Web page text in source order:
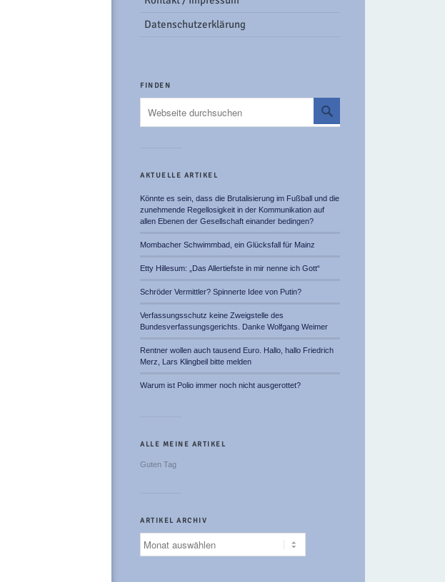
Datenschutzerklärung
FINDEN
AKTUELLE ARTIKEL
Könnte es sein, dass die Brutalisierung im Fußball und die
zunehmende Regellosigkeit in der Kommunikation auf
allen Ebenen der Gesellschaft einander bedingen?
Mombacher Schwimmbad, ein Glücksfall für Mainz
Etty Hillesum: „Das Allertiefste in mir nenne ich Gott“
Schröder Vermittler? Spinnerte Idee von Putin?
Verfassungsschutz keine Zweigstelle des
Bundesverfassungsgerichts. Danke Wolfgang Weimer
Rentner wollen auch tausend Euro. Hallo, hallo Friedrich
Merz, Lars Klingbeil bitte melden
Warum ist Polio immer noch nicht ausgerottet?
ALLE MEINE ARTIKEL
Guten Tag
ARTIKEL ARCHIV
Artikel
Archiv